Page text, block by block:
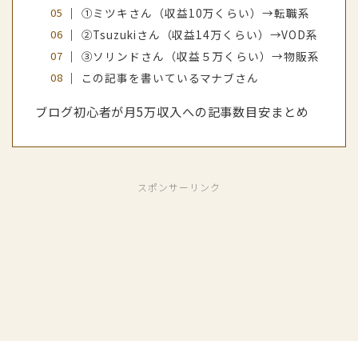
①ミツキさん（収益10万くらい）→転職系
②Tsuzukiさん（収益14万くらい）→VOD系
③ソリンドさん（収益５万くらい）→物販系
この記事を書いているマナブさん
ブログ初心者が月5万収入への記事数目安まとめ
スポンサーリンク